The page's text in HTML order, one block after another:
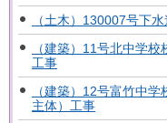
（土木）130007号下
（建築）11号北中学
工事
（建築）12号富竹中
主体）工事